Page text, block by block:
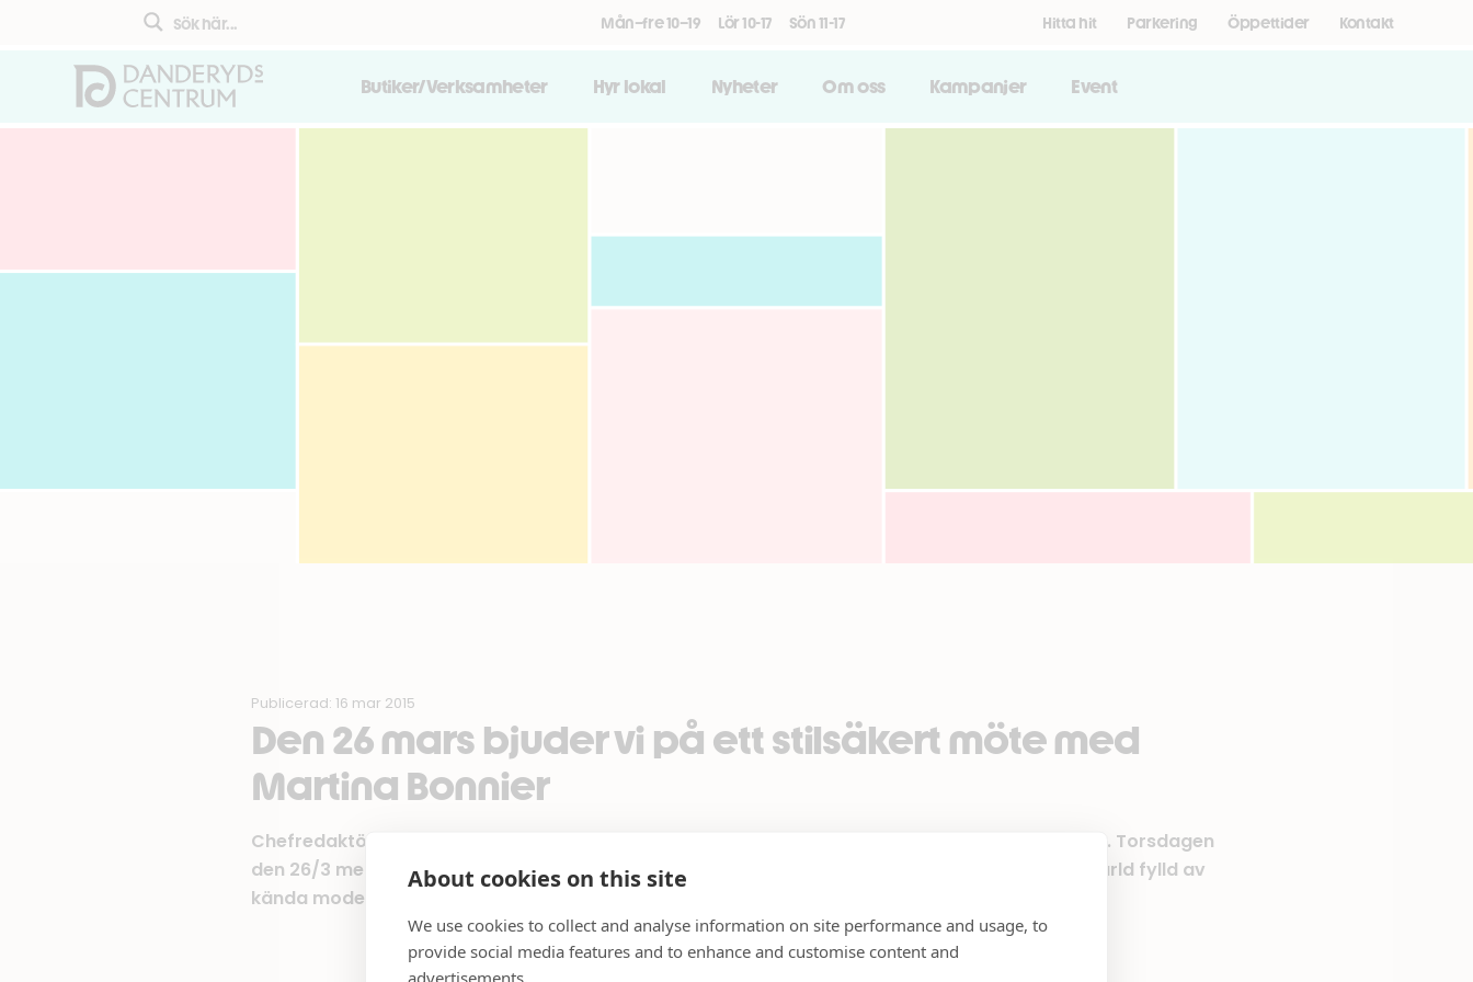
About cookies on this site
We use cookies to collect and analyse information on site performance and usage, to
provide social media features and to enhance and customise content and
advertisements.
Mån–fre 10–19 Lör 10-17 Sön 11-17 Hitta hit Parkering Öppettider Kontakt
Butiker/Verksamheter Hyr lokal Nyheter Om oss Kampanjer Event
Publicerad: 16 mar 2015
Den 26 mars bjuder vi på ett stilsäkert möte med
Martina Bonnier
Chefredaktör, författare och modedrottning –
Martina Bonnier har många strängar på sin lyra. Torsdagen
den 26/3 mellan klockan 17-18 kommer hon till Mörby Centrum för att glänta på dörren till en värld fylld av
kända modehus och stilikoner.